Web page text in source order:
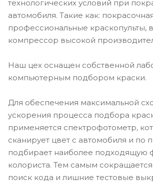
технологических условий при
автомобиля. Такие как:
профессиональные краскопульты,
компрессор высокой
Наш цех оснащен собственной
компьютерным подбором краски.
Для обеспечения максимальной
ускорения процесса подбора
применяется спектрофотометр,
сканирует цвет с автомобиля и по
подбирает наиболее подходящую
колориста. Тем самым
поиск кода и лишние тестовые